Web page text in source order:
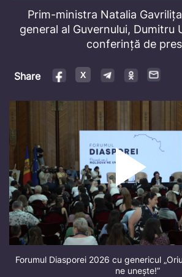
Prim-ministra Natalia
general al Guvernului, Dumitru
conferință de
Share
Forumul Diasporei 2026 cu genericul
ne unește!”